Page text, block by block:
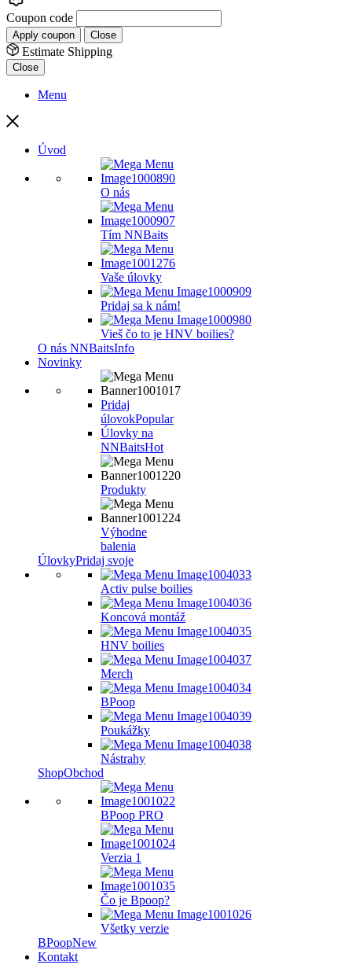
Coupon code
Apply coupon Close
Estimate Shipping
Close
Menu
Úvod
O nás
Tím NNBaits
Vaše úlovky
Pridaj sa k nám!
Vieš čo to je HNV boilies?
O nás NNBaitsInfo
Novinky
Pridaj
úlovokPopular
Úlovky na
NNBaitsHot
Produkty
Výhodne
balenia
ÚlovkyPridaj svoje
Activ pulse boilies
Koncová montáž
HNV boilies
Merch
BPoop
Poukážky
Nástrahy
ShopObchod
BPoop PRO
Verzia 1
Čo je Bpoop?
Všetky verzie
BPoopNew
Kontakt